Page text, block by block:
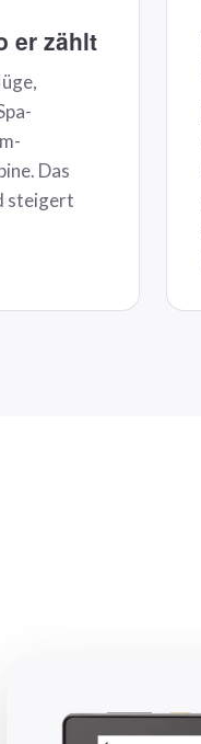
er zählt
Das
steigert